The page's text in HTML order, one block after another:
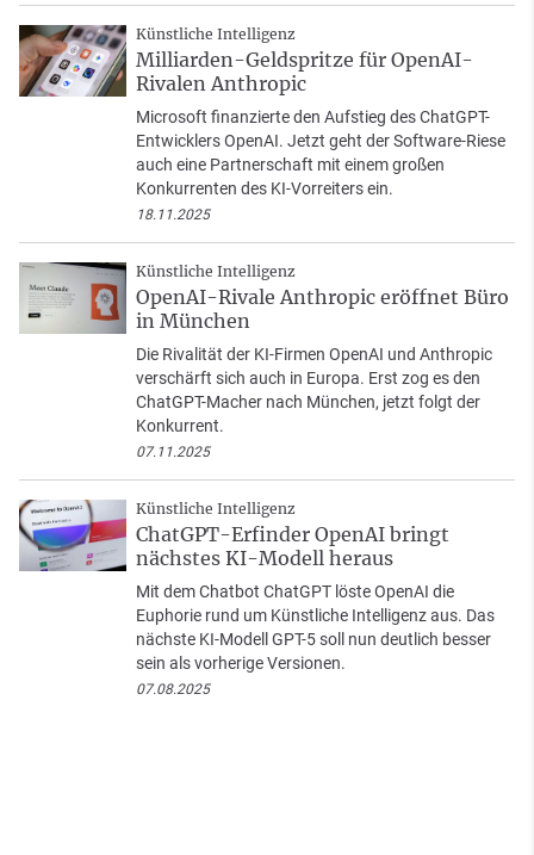
Künstliche Intelligenz
Milliarden-Geldspritze für OpenAI-
Rivalen Anthropic
Microsoft finanzierte den Aufstieg des ChatGPT-
Entwicklers OpenAI. Jetzt geht der Software-Riese
auch eine Partnerschaft mit einem großen
Konkurrenten des KI-Vorreiters ein.
18.11.2025
Künstliche Intelligenz
OpenAI-Rivale Anthropic eröffnet Büro
in München
Die Rivalität der KI-Firmen OpenAI und Anthropic
verschärft sich auch in Europa. Erst zog es den
ChatGPT-Macher nach München, jetzt folgt der
Konkurrent.
07.11.2025
Künstliche Intelligenz
ChatGPT-Erfinder OpenAI bringt
nächstes KI-Modell heraus
Mit dem Chatbot ChatGPT löste OpenAI die
Euphorie rund um Künstliche Intelligenz aus. Das
nächste KI-Modell GPT-5 soll nun deutlich besser
sein als vorherige Versionen.
07.08.2025